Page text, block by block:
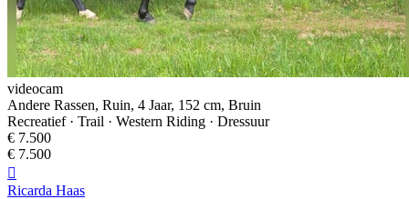
videocam
Andere Rassen, Ruin, 4 Jaar, 152 cm, Bruin
Recreatief · Trail · Western Riding · Dressuur
€ 7.500
€ 7.500

Ricarda Haas